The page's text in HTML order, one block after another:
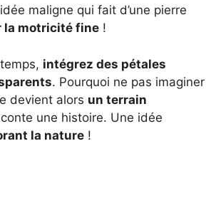
maligne qui fait d’une pierre
la motricité fine !
intégrez des pétales
. Pourquoi ne pas imaginer
devient alors un terrain
une histoire. Une idée
la nature !